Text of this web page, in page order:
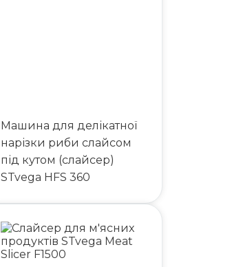
Машина для делікатної
нарізки риби слайсом
під кутом (слайсер)
STvega HFS 360